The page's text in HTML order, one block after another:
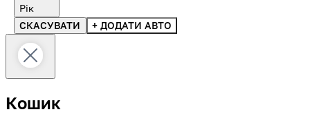
Рік
СКАСУВАТИ
+ ДОДАТИ АВТО
Кошик